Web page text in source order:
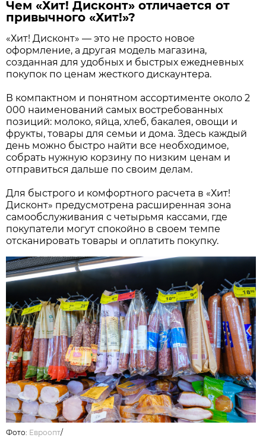
Чем «Хит! Дисконт» отличается от
привычного «Хит!»?
«Хит! Дисконт» — это не просто новое
оформление, а другая модель магазина,
созданная для удобных и быстрых ежедневных
покупок по ценам жесткого дискаунтера.
В компактном и понятном ассортименте около 2
000 наименований самых востребованных
позиций: молоко, яйца, хлеб, бакалея, овощи и
фрукты, товары для семьи и дома. Здесь каждый
день можно быстро найти все необходимое,
собрать нужную корзину по низким ценам и
отправиться дальше по своим делам.
Для быстрого и комфортного расчета в «Хит!
Дисконт» предусмотрена расширенная зона
самообслуживания с четырьмя кассами, где
покупатели могут спокойно в своем темпе
отсканировать товары и оплатить покупку.
Фото: Евроопт/